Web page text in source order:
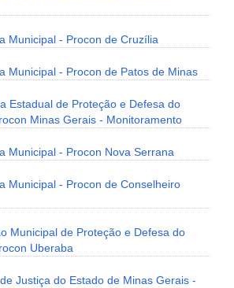
Municipal - Procon de Cruzília
Municipal - Procon de Patos de Minas
Estadual de Proteção e Defesa do
Minas Gerais - Monitoramento
Municipal - Procon Nova Serrana
Municipal - Procon de Conselheiro
Municipal de Proteção e Defesa do
Uberaba
Justiça do Estado de Minas Gerais -